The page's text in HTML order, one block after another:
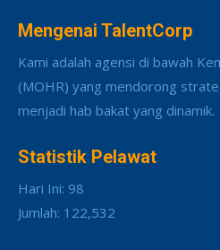
Mengenai TalentCorp
Kami adalah agensi di bawah
(MOHR) yang mendorong
menjadi hab bakat yang dinamik.
Statistik Pelawat
Hari Ini: 98
Jumlah: 122,532